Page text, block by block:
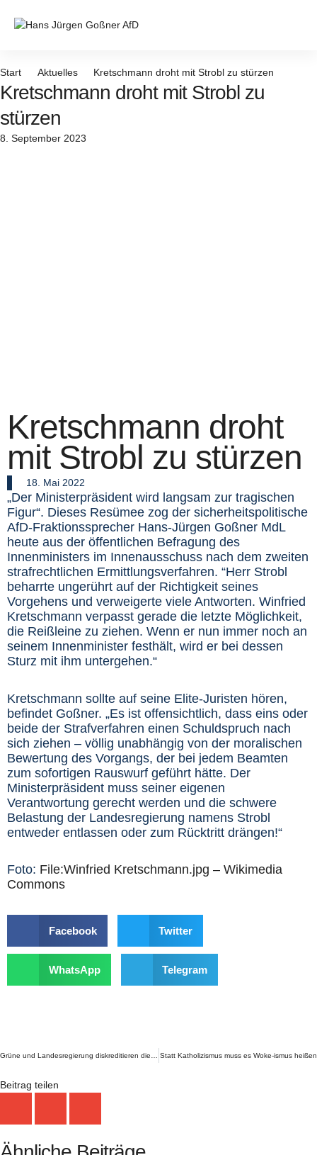
Inhalt
Start Aktuelles Kretschmann droht mit Strobl zu stürzen
Kretschmann droht mit Strobl zu
stürzen
8. September 2023
Kretschmann droht
mit Strobl zu stürzen
18. Mai 2022
„Der Ministerpräsident wird langsam zur tragischen
Figur“. Dieses Resümee zog der sicherheitspolitische
AfD-Fraktionssprecher Hans-Jürgen Goßner MdL
heute aus der öffentlichen Befragung des
Innenministers im Innenausschuss nach dem zweiten
strafrechtlichen Ermittlungsverfahren. “Herr Strobl
beharrte ungerührt auf der Richtigkeit seines
Vorgehens und verweigerte viele Antworten. Winfried
Kretschmann verpasst gerade die letzte Möglichkeit,
die Reißleine zu ziehen. Wenn er nun immer noch an
seinem Innenminister festhält, wird er bei dessen
Sturz mit ihm untergehen.“
Kretschmann sollte auf seine Elite-Juristen hören,
befindet Goßner. „Es ist offensichtlich, dass eins oder
beide der Strafverfahren einen Schuldspruch nach
sich ziehen – völlig unabhängig von der moralischen
Bewertung des Vorgangs, der bei jedem Beamten
zum sofortigen Rauswurf geführt hätte. Der
Ministerpräsident muss seiner eigenen
Verantwortung gerecht werden und die schwere
Belastung der Landesregierung namens Strobl
entweder entlassen oder zum Rücktritt drängen!“
Foto: File:Winfried Kretschmann.jpg – Wikimedia
Commons
Facebook Twitter
WhatsApp Telegram
Zurück Statt Katholizismus muss es Woke-ismus heißen
Beitrag teilen